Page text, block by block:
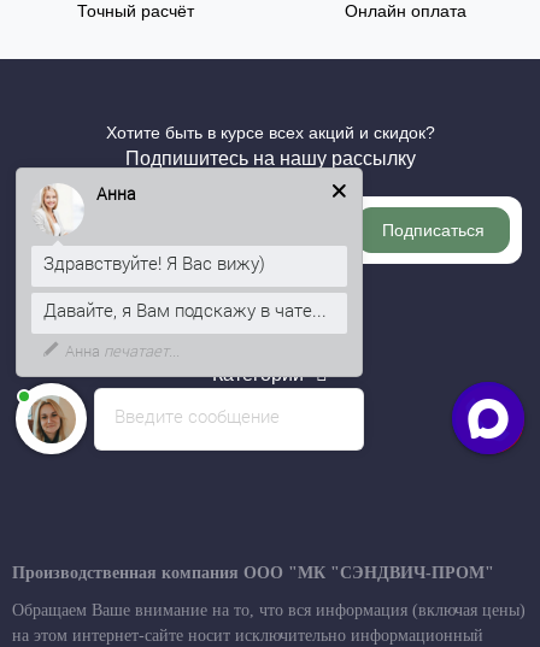
Точный расчёт Онлайн оплата
Хотите быть в курсе всех акций и скидок?
Подпишитесь на нашу рассылку
Подписаться
Информация
Категории
Личный кабинет
Производственная компания ООО "МК "СЭНДВИЧ-ПРОМ"
Обращаем Ваше внимание на то, что вся информация (включая цены)
на этом интернет-сайте носит исключительно информационный
Введите сообщение
Анна
Здравствуйте! Я Вас вижу)
Давайте, я Вам подскажу в чате...
Анна печатает...